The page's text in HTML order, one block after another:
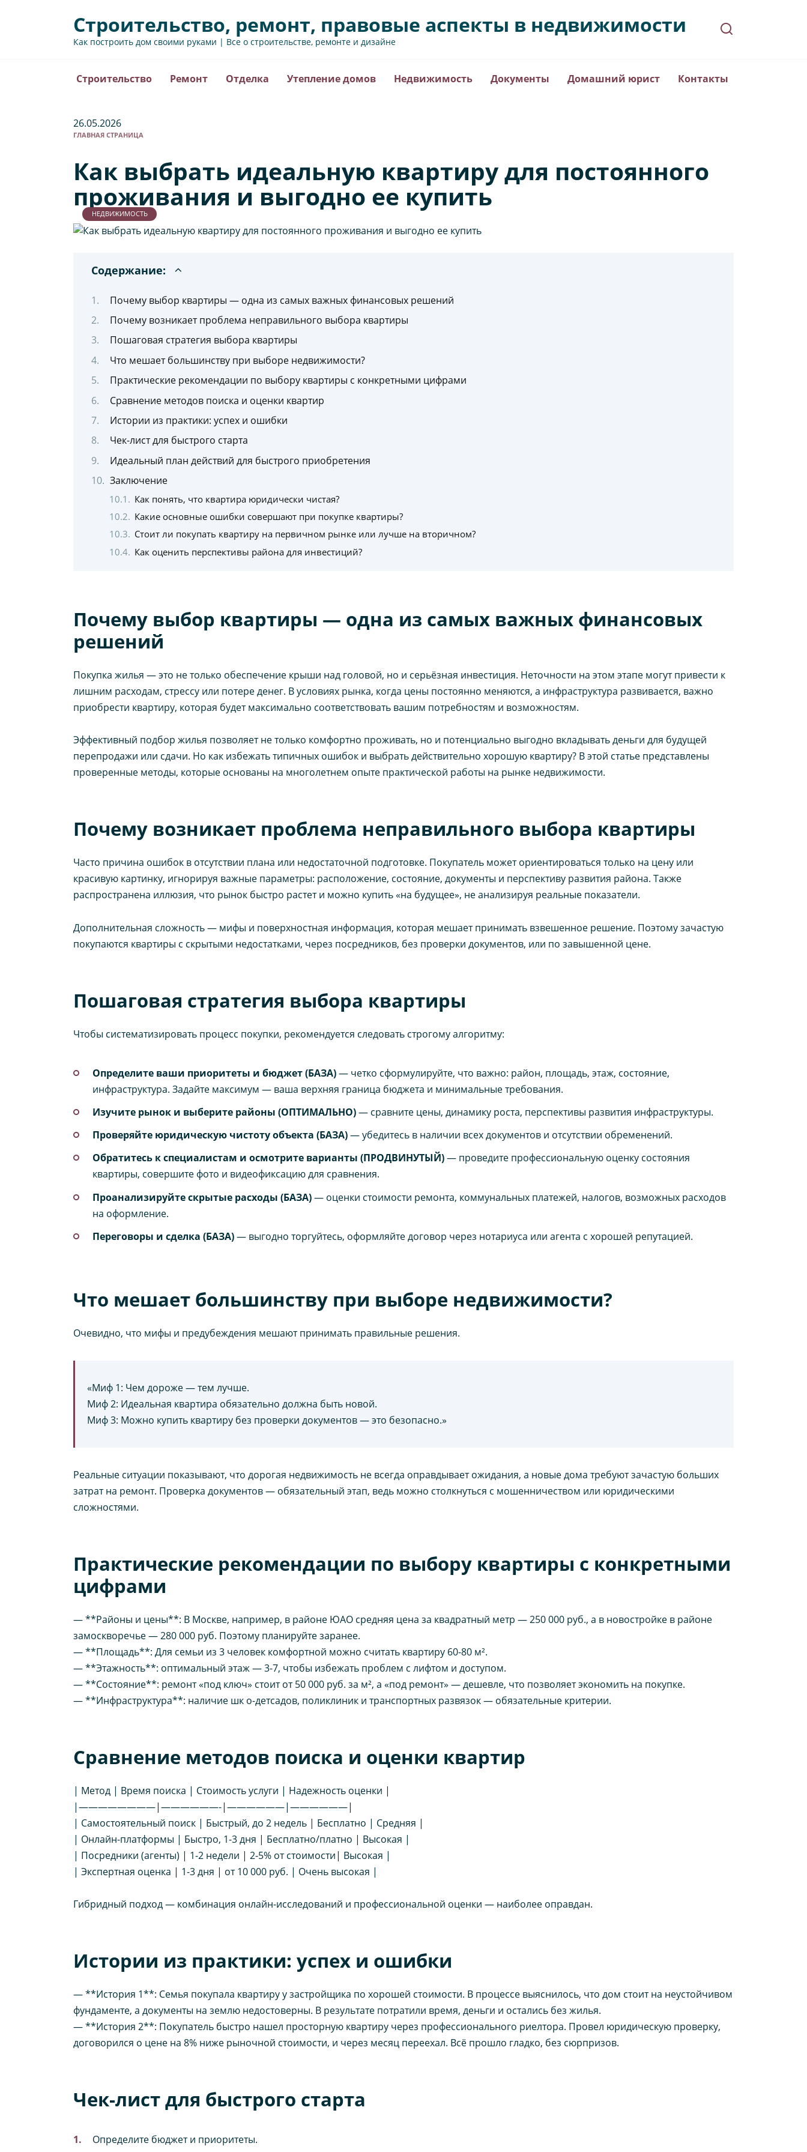
Строительство, ремонт, правовые аспекты в недвижимости
Как построить дом своими руками | Все о строительстве, ремонте и дизайне
Строительство Ремонт Отделка Утепление домов Недвижимость Документы Домашний юрист Контакты
26.05.2026
ГЛАВНАЯ СТРАНИЦА
Как выбрать идеальную квартиру для постоянного
проживания и выгодно ее купить
НЕДВИЖИМОСТЬ
Содержание:
Почему выбор квартиры — одна из самых важных финансовых решений
Почему возникает проблема неправильного выбора квартиры
Пошаговая стратегия выбора квартиры
Что мешает большинству при выборе недвижимости?
Практические рекомендации по выбору квартиры с конкретными цифрами
Сравнение методов поиска и оценки квартир
Истории из практики: успех и ошибки
Чек-лист для быстрого старта
Идеальный план действий для быстрого приобретения
Заключение
Как понять, что квартира юридически чистая?
Какие основные ошибки совершают при покупке квартиры?
Стоит ли покупать квартиру на первичном рынке или лучше на вторичном?
Как оценить перспективы района для инвестиций?
Почему выбор квартиры — одна из самых важных финансовых
решений
Покупка жилья — это не только обеспечение крыши над головой, но и серьёзная инвестиция. Неточности на этом этапе могут привести к
лишним расходам, стрессу или потере денег. В условиях рынка, когда цены постоянно меняются, а инфраструктура развивается, важно
приобрести квартиру, которая будет максимально соответствовать вашим потребностям и возможностям.
Эффективный подбор жилья позволяет не только комфортно проживать, но и потенциально выгодно вкладывать деньги для будущей
перепродажи или сдачи. Но как избежать типичных ошибок и выбрать действительно хорошую квартиру? В этой статье представлены
проверенные методы, которые основаны на многолетнем опыте практической работы на рынке недвижимости.
Почему возникает проблема неправильного выбора квартиры
Часто причина ошибок в отсутствии плана или недостаточной подготовке. Покупатель может ориентироваться только на цену или
красивую картинку, игнорируя важные параметры: расположение, состояние, документы и перспективу развития района. Также
распространена иллюзия, что рынок быстро растет и можно купить «на будущее», не анализируя реальные показатели.
Дополнительная сложность — мифы и поверхностная информация, которая мешает принимать взвешенное решение. Поэтому зачастую
покупаются квартиры с скрытыми недостатками, через посредников, без проверки документов, или по завышенной цене.
Пошаговая стратегия выбора квартиры
Чтобы систематизировать процесс покупки, рекомендуется следовать строгому алгоритму:
Определите ваши приоритеты и бюджет (БАЗА)— четко сформулируйте, что важно: район, площадь, этаж, состояние,
инфраструктура. Задайте максимум — ваша верхняя граница бюджета и минимальные требования.
Изучите рынок и выберите районы (ОПТИМАЛЬНО)— сравните цены, динамику роста, перспективы развития инфраструктуры.
Проверяйте юридическую чистоту объекта (БАЗА)— убедитесь в наличии всех документов и отсутствии обременений.
Обратитесь к специалистам и осмотрите варианты (ПРОДВИНУТЫЙ)— проведите профессиональную оценку состояния
квартиры, совершите фото и видеофиксацию для сравнения.
Проанализируйте скрытые расходы (БАЗА)— оценки стоимости ремонта, коммунальных платежей, налогов, возможных расходов
на оформление.
Переговоры и сделка (БАЗА)— выгодно торгуйтесь, оформляйте договор через нотариуса или агента с хорошей репутацией.
Что мешает большинству при выборе недвижимости?
Очевидно, что мифы и предубеждения мешают принимать правильные решения.
«Миф 1: Чем дороже — тем лучше.
Миф 2: Идеальная квартира обязательно должна быть новой.
Миф 3: Можно купить квартиру без проверки документов — это безопасно.»
Реальные ситуации показывают, что дорогая недвижимость не всегда оправдывает ожидания, а новые дома требуют зачастую больших
затрат на ремонт. Проверка документов — обязательный этап, ведь можно столкнуться с мошенничеством или юридическими
сложностями.
Практические рекомендации по выбору квартиры с конкретными
цифрами
— **Районы и цены**: В Москве, например, в районе ЮАО средняя цена за квадратный метр — 250 000 руб., а в новостройке в районе
замоскворечье — 280 000 руб. Поэтому планируйте заранее.
— **Площадь**: Для семьи из 3 человек комфортной можно считать квартиру 60-80 м².
— **Этажность**: оптимальный этаж — 3-7, чтобы избежать проблем с лифтом и доступом.
— **Состояние**: ремонт «под ключ» стоит от 50 000 руб. за м², а «под ремонт» — дешевле, что позволяет экономить на покупке.
— **Инфраструктура**: наличие шк ​​​​о-детсадов, поликлиник и транспортных развязок — обязательные критерии.
Сравнение методов поиска и оценки квартир
| Метод | Время поиска | Стоимость услуги | Надежность оценки |
|————————|——————-|——————|——————|
| Самостоятельный поиск | Быстрый, до 2 недель | Бесплатно | Средняя |
| Онлайн-платформы | Быстро, 1-3 дня | Бесплатно/платно | Высокая |
| Посредники (агенты) | 1-2 недели | 2-5% от стоимости| Высокая |
| Экспертная оценка | 1-3 дня | от 10 000 руб. | Очень высокая |
Гибридный подход — комбинация онлайн-исследований и профессиональной оценки — наиболее оправдан.
Истории из практики: успех и ошибки
— **История 1**: Семья покупала квартиру у застройщика по хорошей стоимости. В процессе выяснилось, что дом стоит на неустойчивом
фундаменте, а документы на землю недостоверны. В результате потратили время, деньги и остались без жилья.
— **История 2**: Покупатель быстро нашел просторную квартиру через профессионального риелтора. Провел юридическую проверку,
договорился о цене на 8% ниже рыночной стоимости, и через месяц переехал. Всё прошло гладко, без сюрпризов.
Чек-лист для быстрого старта
Определите бюджет и приоритеты.